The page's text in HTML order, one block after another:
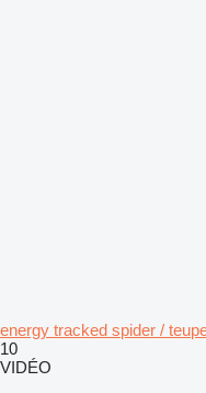
energy tracked spider /
10
VIDÉO